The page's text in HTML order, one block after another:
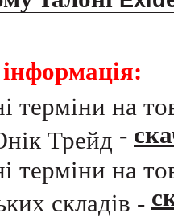
терміни на
Трейд -
терміни на
складів -